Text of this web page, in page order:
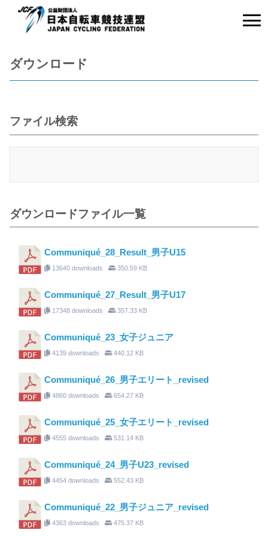
ダウンロード
ファイル検索
ダウンロードファイル一覧
Communiqué_28_Result_男子U15
13640 downloads 350.59 KB
Communiqué_27_Result_男子U17
17348 downloads 357.33 KB
Communiqué_23_女子ジュニア
4139 downloads 440.12 KB
Communiqué_26_男子エリート_revised
4860 downloads 654.27 KB
Communiqué_25_女子エリート_revised
4555 downloads 531.14 KB
Communiqué_24_男子U23_revised
4454 downloads 552.43 KB
Communiqué_22_男子ジュニア_revised
4363 downloads 475.37 KB